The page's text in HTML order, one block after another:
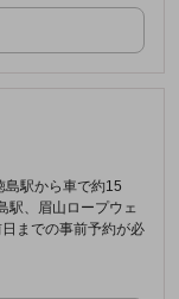
島駅から車で約15
駅、眉山ロープウェ
までの事前予約が必